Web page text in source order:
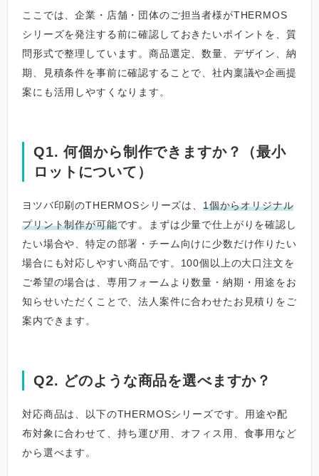
ここでは、企業・店舗・団体のご担当者様がTHERMOS
シリーズを発注する前に確認しておきたいポイントを、質
問形式で整理しています。商品選定、数量、デザイン、納
期、見積条件を事前に確認することで、社内稟議や企画提
案にも活用しやすくなります。
Q1. 何個から制作できますか？（最小
ロットについて）
ヨツバ印刷のTHERMOSシリーズは、 1個からオリジナル
プリント制作が可能です。まずは少量で仕上がりを確認し
たい場合や、特定の部署・チーム向けに少数だけ作りたい
場合にも対応しやすい商品です。100個以上の大口注文を
ご希望の場合は、専用フォームより数量・納期・用途をお
知らせいただくことで、法人案件に合わせたお見積りをご
案内できます。
Q2. どのような商品を選べますか？
対応商品は、以下のTHERMOSシリーズです。用途や配
布対象に合わせて、持ち運び用、オフィス用、食事用など
から選べます。